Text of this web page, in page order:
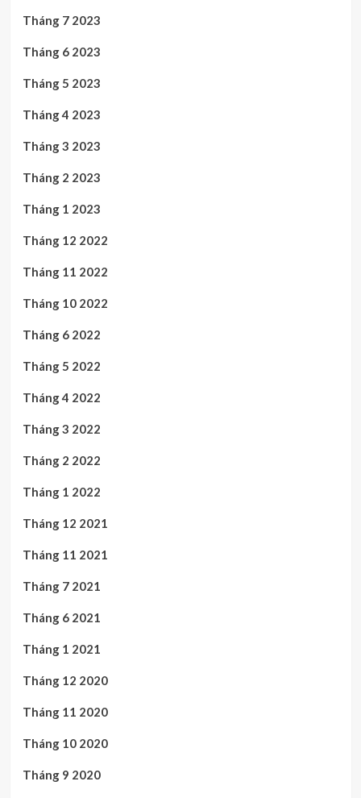
Tháng 7 2023
Tháng 6 2023
Tháng 5 2023
Tháng 4 2023
Tháng 3 2023
Tháng 2 2023
Tháng 1 2023
Tháng 12 2022
Tháng 11 2022
Tháng 10 2022
Tháng 6 2022
Tháng 5 2022
Tháng 4 2022
Tháng 3 2022
Tháng 2 2022
Tháng 1 2022
Tháng 12 2021
Tháng 11 2021
Tháng 7 2021
Tháng 6 2021
Tháng 1 2021
Tháng 12 2020
Tháng 11 2020
Tháng 10 2020
Tháng 9 2020